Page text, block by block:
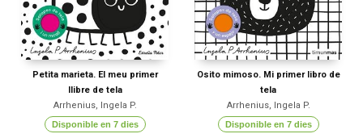
Petita marieta. El meu primer
llibre de tela
Arrhenius, Ingela P.
Disponible en 7 dies
Osito mimoso. Mi primer libro de
tela
Arrhenius, Ingela P.
Disponible en 7 dies